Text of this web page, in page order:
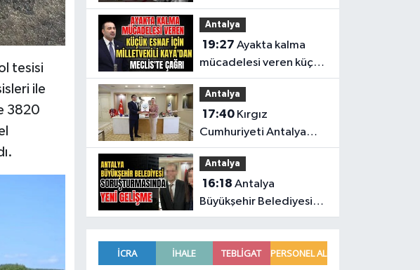
tesisi
ile
3820
Antalya
19:27
mücadelesi veren küçük
esnaf için Milletvekili
Kaya'dan Meclis'te
çağrı
Antalya
17:40Kırgız
Cumhuriyeti Antalya
Başkonsolosu’ndan
anlamlı ziyaret
Antalya
16:18
Büyükşehir Belediyesi
soruşturmasında yeni